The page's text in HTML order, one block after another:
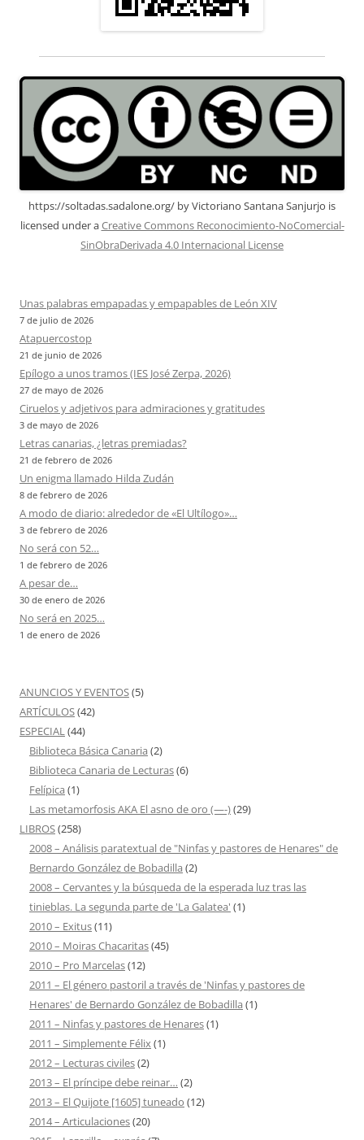
https://soltadas.sadalone.org/ byVictoriano Santana Sanjurjo is
licensed under aCreative Commons Reconocimiento-NoComercial-
SinObraDerivada 4.0 Internacional License
Unas palabras empapadas y empapables de León XIV
7 de julio de 2026
Atapuercostop
21 de junio de 2026
Epílogo a unos tramos (IES José Zerpa, 2026)
27 de mayo de 2026
Ciruelos y adjetivos para admiraciones y gratitudes
3 de mayo de 2026
Letras canarias, ¿letras premiadas?
21 de febrero de 2026
Un enigma llamado Hilda Zudán
8 de febrero de 2026
A modo de diario: alrededor de «El Ultílogo»…
3 de febrero de 2026
No será con 52…
1 de febrero de 2026
A pesar de…
30 de enero de 2026
No será en 2025…
1 de enero de 2026
ANUNCIOS Y EVENTOS(5)
ARTÍCULOS(42)
ESPECIAL(44)
Biblioteca Básica Canaria (2)
Biblioteca Canaria de Lecturas(6)
Felípica (1)
Las metamorfosis AKA El asno de oro (—-)(29)
LIBROS(258)
2008 – Análisis paratextual de "Ninfas y pastores de Henares" de
Bernardo González de Bobadilla (2)
2008 – Cervantes y la búsqueda de la esperada luz tras las
tinieblas. La segunda parte de 'La Galatea' (1)
2010 – Exitus(11)
2010 – Moiras Chacaritas(45)
2010 – Pro Marcelas(12)
2011 – El género pastoril a través de 'Ninfas y pastores de
Henares' de Bernardo González de Bobadilla (1)
2011 – Ninfas y pastores de Henares(1)
2011 – Simplemente Félix(1)
2012 – Lecturas civiles(2)
2013 – El príncipe debe reinar… (2)
2013 – El Quijote [1605] tuneado (12)
2014 – Articulaciones(20)